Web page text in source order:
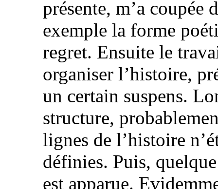
présente, m’a coupée
exemple la forme
regret. Ensuite le
organiser l’histoire,
un certain suspens.
structure,
lignes de l’histoire
définies. Puis,
est apparue.